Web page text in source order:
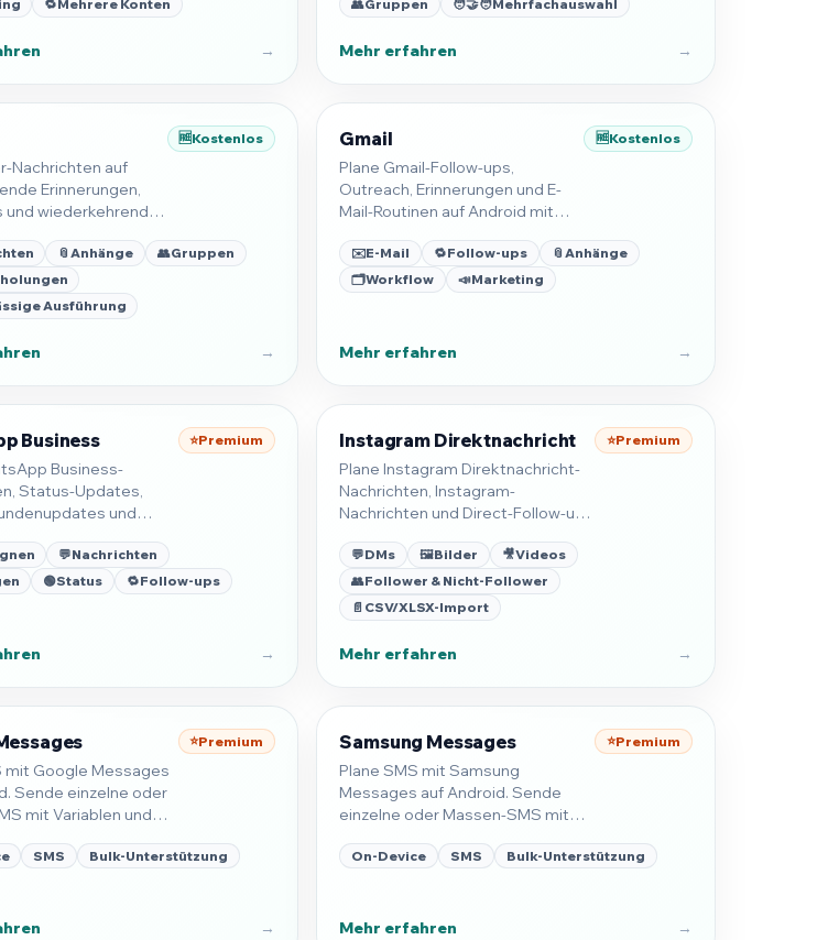
🔁Mehrere Konten
→
👥Gruppen 🧑‍🤝‍🧑Mehrfachauswahl
Mehr erfahren →
Nachrichten auf
Erinnerungen,
und wiederkehrende
🆓Kostenlos
📎Anhänge 👥Gruppen
Ausführung
→
Gmail
Plane Gmail-Follow-ups,
Outreach, Erinnerungen und E-
Mail-Routinen auf Android mit
🆓Kostenlos
✉️E-Mail 🔁Follow-ups 📎 Anhänge
🗂️Workflow 📣Marketing
Mehr erfahren →
Business
Business-
Status-Updates,
und
⭐Premium
💬Nachrichten
🟢Status 🔁Follow-ups
→
Instagram Direktnachricht
Plane Instagram Direktnachricht-
Nachrichten, Instagram-
Nachrichten und Direct-Follow-ups
Empfänger-Workflows.
⭐Premium
💬DMs 🖼️Bilder 🎥Videos
👥Follower & Nicht-Follower
📄 CSV/XLSX-Import
Mehr erfahren →
mit Google Messages
Sende einzelne oder
mit Variablen und
⭐Premium
SMS Bulk-Unterstützung
→
Samsung Messages
Plane SMS mit Samsung
Messages auf Android. Sende
einzelne oder Massen-SMS mit
⭐Premium
On-Device SMS Bulk-Unterstützung
Mehr erfahren →